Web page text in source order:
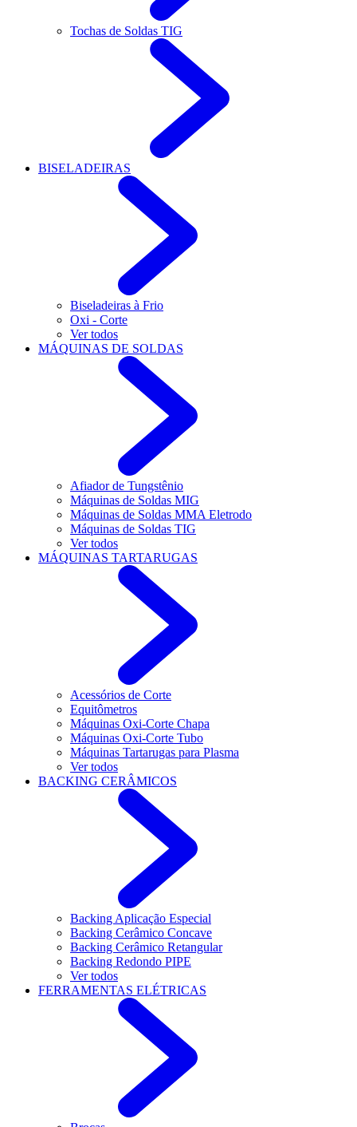
Tochas de Soldas TIG
BISELADEIRAS
Biseladeiras à Frio
Oxi - Corte
Ver todos
MÁQUINAS DE SOLDAS
Afiador de Tungstênio
Máquinas de Soldas MIG
Máquinas de Soldas MMA Eletrodo
Máquinas de Soldas TIG
Ver todos
MÁQUINAS TARTARUGAS
Acessórios de Corte
Equitômetros
Máquinas Oxi-Corte Chapa
Máquinas Oxi-Corte Tubo
Máquinas Tartarugas para Plasma
Ver todos
BACKING CERÂMICOS
Backing Aplicação Especial
Backing Cerâmico Concave
Backing Cerâmico Retangular
Backing Redondo PIPE
Ver todos
FERRAMENTAS ELÉTRICAS